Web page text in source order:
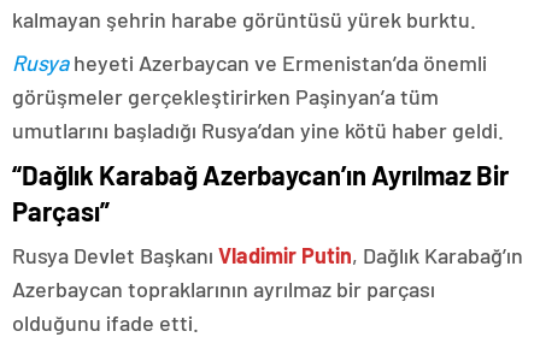
kalmayan şehrin harabe görüntüsü yürek burktu.
Rusyaheyeti Azerbaycan ve Ermenistan’da önemli
görüşmeler gerçekleştirirken Paşinyan’a tüm
umutlarını başladığı Rusya’dan yine kötü haber geldi.
“Dağlık Karabağ Azerbaycan’ın Ayrılmaz Bir
Parçası”
Rusya Devlet Başkanı Vladimir Putin, Dağlık Karabağ’ın
Azerbaycan topraklarının ayrılmaz bir parçası
olduğunu ifade etti.